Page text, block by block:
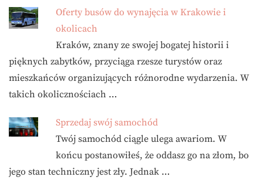
Oferty busów do wynajęcia w Krakowie i
okolicach
Kraków, znany ze swojej bogatej historii i
pięknych zabytków, przyciąga rzesze turystów oraz
mieszkańców organizujących różnorodne wydarzenia. W
takich okolicznościach …
Sprzedaj swój samochód
Twój samochód ciągle ulega awariom. W
końcu postanowiłeś, że oddasz go na złom, bo
jego stan techniczny jest zły. Jednak …